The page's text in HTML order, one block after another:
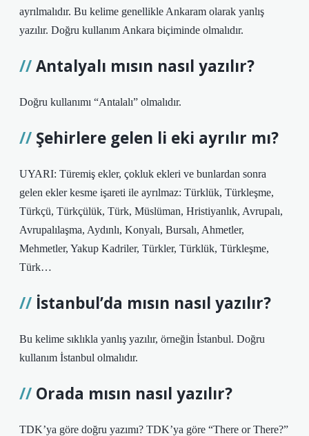
ayrılmalıdır. Bu kelime genellikle Ankaram olarak yanlış
yazılır. Doğru kullanım Ankara biçiminde olmalıdır.
Antalyalı mısın nasıl yazılır?
Doğru kullanımı “Antalalı” olmalıdır.
Şehirlere gelen li eki ayrılır mı?
UYARI: Türemiş ekler, çokluk ekleri ve bunlardan sonra
gelen ekler kesme işareti ile ayrılmaz: Türklük, Türkleşme,
Türkçü, Türkçülük, Türk, Müslüman, Hristiyanlık, Avrupalı,
Avrupalılaşma, Aydınlı, Konyalı, Bursalı, Ahmetler,
Mehmetler, Yakup Kadriler, Türkler, Türklük, Türkleşme,
Türk…
İstanbul’da mısın nasıl yazılır?
Bu kelime sıklıkla yanlış yazılır, örneğin İstanbul. Doğru
kullanım İstanbul olmalıdır.
Orada mısın nasıl yazılır?
TDK’ya göre doğru yazımı? TDK’ya göre “There or There?”